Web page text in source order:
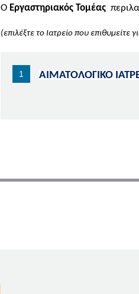
Ο Εργαστηριακός Τομέας
(επιλέξτε το Ιατρείο που επιθυμείτε
ΑΙΜΑΤΟΛΟΓΙΚΟ